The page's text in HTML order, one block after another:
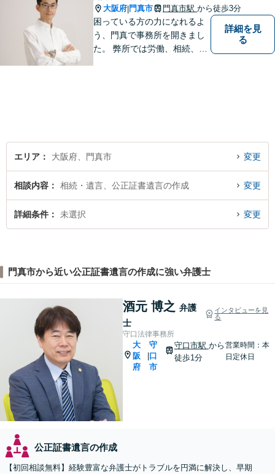
大阪府|門真市 門真市駅 から徒歩3分
困っている方の力になれるよ
う、門真で事務所を開きまし
た。 弊所では労働、相続、離
詳細を見
る
エリア 大阪府、門真市 変更
相談内容 相続・遺言、公正証書遺言の作成 変更
詳細条件 未選択 変更
門真市から近い公正証書遺言の作成に強い弁護士
酒元 博之 弁護
士
インタビューを見
る
守口法律事務所
大
阪
府
守
口
市
守口市駅 から
徒歩1分
営業時間：本
日定休日
公正証書遺言の作成
【初回相談無料】経験豊富な弁護士がトラブルを円満に解決し、早期